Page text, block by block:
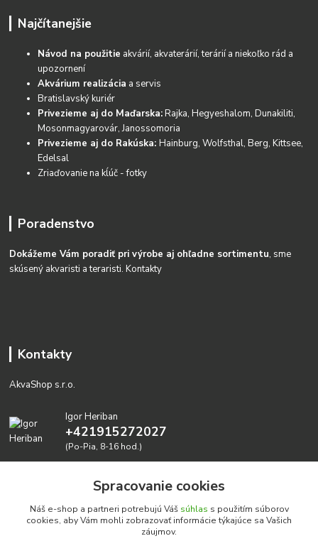
Najčítanejšie
Návod na použitie akvárií, akvaterárií, terárií a niekoľko rád a
upozornení
Akvárium realizácia a servis
Bratislavský kuriér
Privezieme aj do Maďarska:Rajka, Hegyeshalom, Dunakiliti,
Mosonmagyarovár, Janossomoria
Privezieme aj do Rakúska:Hainburg, Wolfsthal, Berg, Kittsee,
Edelsal
Zriaďovanie na kĺúč - fotky
Poradenstvo
Dokážeme Vám poradiť pri výrobe aj ohľadne sortimentu, sme
skúsený akvaristi a teraristi.Kontakty
Kontakty
AkvaShop s.r.o.
Igor Heriban
+421915272027
(Po-Pia, 8-16 hod.)
Spracovanie cookies
Náš e-shop a partneri potrebujú Váš súhlas s použitím súborov
cookies, aby Vám mohli zobrazovať informácie týkajúce sa Vašich
záujmov.